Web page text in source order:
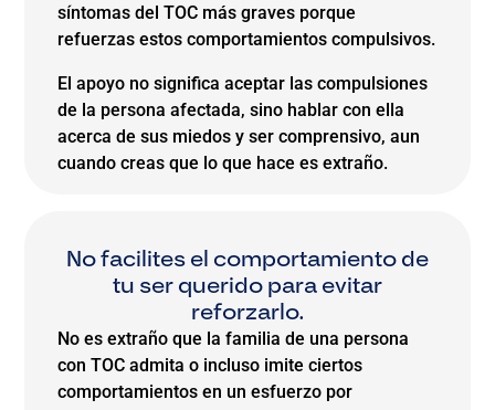
síntomas del TOC más graves porque
refuerzas estos comportamientos compulsivos.
El apoyo no significa aceptar las compulsiones
de la persona afectada, sino hablar con ella
acerca de sus miedos y ser comprensivo, aun
cuando creas que lo que hace es extraño.
No facilites el comportamiento de
tu ser querido para evitar
reforzarlo.
No es extraño que la familia de una persona
con TOC admita o incluso imite ciertos
comportamientos en un esfuerzo por